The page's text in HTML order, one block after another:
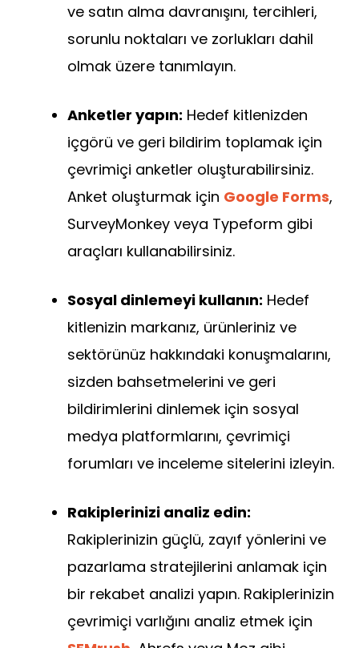
ve satın alma davranışını, tercihleri,
sorunlu noktaları ve zorlukları dahil
olmak üzere tanımlayın.
Anketler yapın: Hedef kitlenizden
içgörü ve geri bildirim toplamak için
çevrimiçi anketler oluşturabilirsiniz.
Anket oluşturmak için Google Forms,
SurveyMonkey veya Typeform gibi
araçları kullanabilirsiniz.
Sosyal dinlemeyi kullanın: Hedef
kitlenizin markanız, ürünleriniz ve
sektörünüz hakkındaki konuşmalarını,
sizden bahsetmelerini ve geri
bildirimlerini dinlemek için sosyal
medya platformlarını, çevrimiçi
forumları ve inceleme sitelerini izleyin.
Rakiplerinizi analiz edin:
Rakiplerinizin güçlü, zayıf yönlerini ve
pazarlama stratejilerini anlamak için
bir rekabet analizi yapın. Rakiplerinizin
çevrimiçi varlığını analiz etmek için